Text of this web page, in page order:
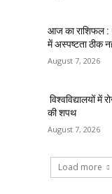
आज का राशिफल
में अस्पष्टता ठीक
August 7, 2026
विश्वविद्यालयों में
की शपथ
August 7, 2026
Load more